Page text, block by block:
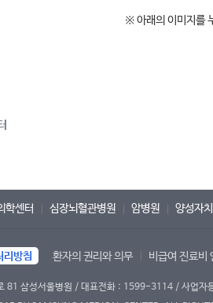
※ 아래의 이미지를
학센터 심장뇌혈관병원 암병원 양성자
리방침 환자의 권리와 의무 비급여 진료비
81 삼성서울병원 / 대표전화 : 1599-3114 / 사업